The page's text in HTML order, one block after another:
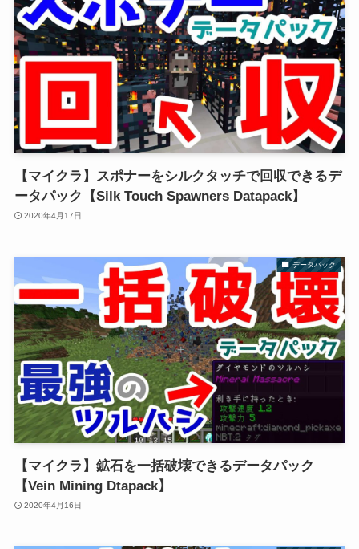
【マイクラ】スポナーをシルクタッチで回収できるデ
ータパック【Silk Touch Spawners Datapack】
2020年4月17日
データパック
【マイクラ】鉱石を一括破壊できるデータパック
【Vein Mining Dtapack】
2020年4月16日